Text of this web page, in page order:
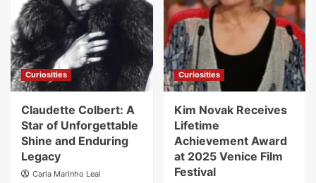
Curiosities
Claudette Colbert: A
Star of Unforgettable
Shine and Enduring
Legacy
Carla Marinho Leal
Curiosities
Kim Novak Receives
Lifetime
Achievement Award
at 2025 Venice Film
Festival